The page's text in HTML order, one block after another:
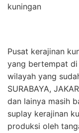
kuningan
Pusat kerajinan
yang bertempat di
wilayah yang
SURABAYA,
dan lainya masih
suplay kerajinan
produksi oleh